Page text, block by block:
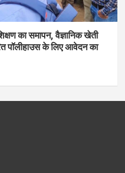
का समापन, वैज्ञानिक खेती
पॉलीहाउस के लिए आवेदन का